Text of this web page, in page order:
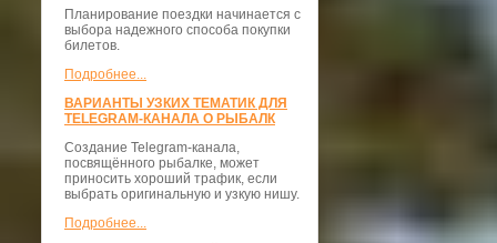
Планирование поездки начинается с
выбора надежного способа покупки
билетов.
Подробнее...
ВАРИАНТЫ УЗКИХ ТЕМАТИК ДЛЯ
TELEGRAM-КАНАЛА О РЫБАЛК
Создание Telegram-канала,
посвящённого рыбалке, может
приносить хороший трафик, если
выбрать оригинальную и узкую нишу.
Подробнее...